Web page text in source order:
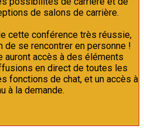
de salons de carrière.
cette conférence très réussie,
de se rencontrer en personne !
auront accès à des éléments
en direct de toutes les
fonctions de chat, et un accès à
à la demande.